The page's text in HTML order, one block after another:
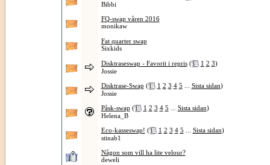
Bibbi
FQ-swap våren 2016
monikaw
Fat quarter swap
Sixkids
Disktraseswap - Favorit i repris ( 1 2 3)
Jossie
Disktrase-Swap ( 1 2 3 4 5 Sista sidan)
Jossie
Påsk-swap ( 1 2 3 4 5 Sista sidan)
Helena_B
Eco-kasseswap! ( 1 2 3 4 5 Sista sidan)
stinab1
Någon som vill ha lite velour?
deweli